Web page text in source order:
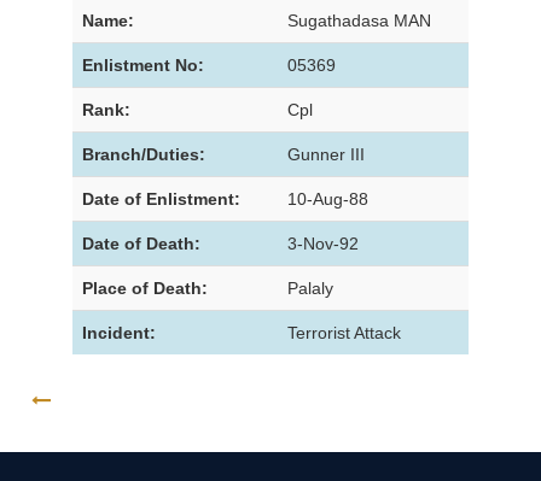
Name: Sugathadasa MAN
Enlistment No: 05369
Rank: Cpl
Branch/Duties: Gunner III
Date of Enlistment: 10-Aug-88
Date of Death: 3-Nov-92
Place of Death: Palaly
Incident: Terrorist Attack